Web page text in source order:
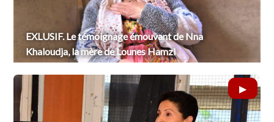
EXLUSIF. Le témoignage émouvant de Nna
Khaloudja, la mère de Lounes Hamzi